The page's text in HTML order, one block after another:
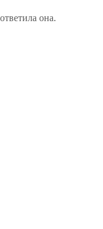
она.